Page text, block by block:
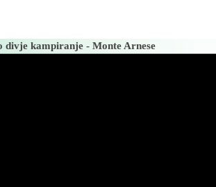
divje kampiranje - Monte Arnese